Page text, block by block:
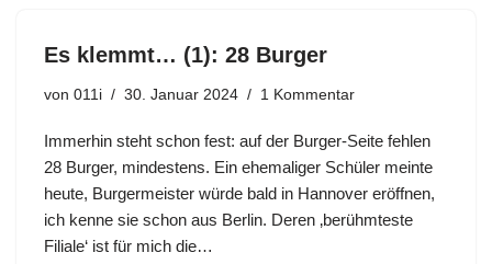
Es klemmt… (1): 28 Burger
von 011i 30. Januar 2024 1 Kommentar
Immerhin steht schon fest: auf der Burger-Seite fehlen
28 Burger, mindestens. Ein ehemaliger Schüler meinte
heute, Burgermeister würde bald in Hannover eröffnen,
ich kenne sie schon aus Berlin. Deren ‚berühmteste
Filiale‘ ist für mich die…